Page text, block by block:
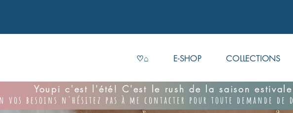
♡⌂ E-SHOP COLLECTIONS
Youpi c'est l'été! C'est le rush de la saison
vos besoins n'hésitez pas à me contacter pour toute demande de